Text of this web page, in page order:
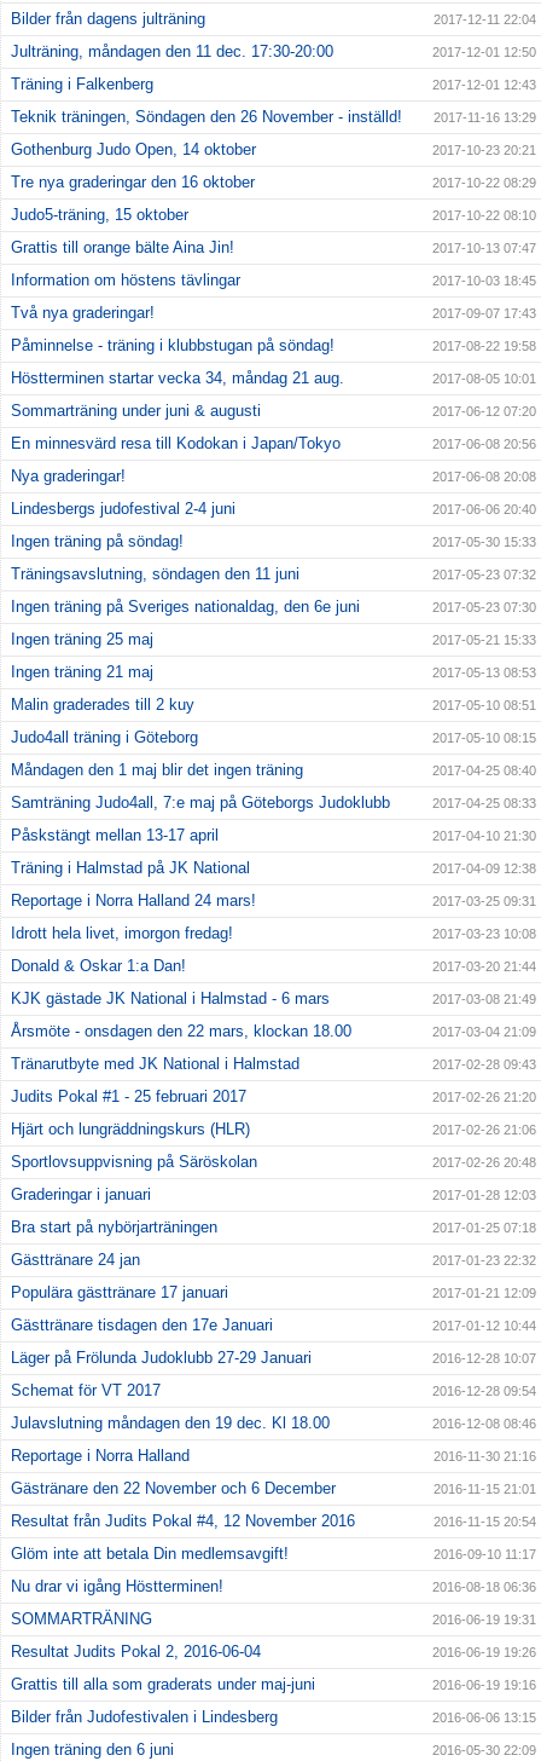
Bilder från dagens julträning 2017-12-11 22:04
Julträning, måndagen den 11 dec. 17:30-20:00 2017-12-01 12:50
Träning i Falkenberg 2017-12-01 12:43
Teknik träningen, Söndagen den 26 November - inställd! 2017-11-16 13:29
Gothenburg Judo Open, 14 oktober 2017-10-23 20:21
Tre nya graderingar den 16 oktober 2017-10-22 08:29
Judo5-träning, 15 oktober 2017-10-22 08:10
Grattis till orange bälte Aina Jin! 2017-10-13 07:47
Information om höstens tävlingar 2017-10-03 18:45
Två nya graderingar! 2017-09-07 17:43
Påminnelse - träning i klubbstugan på söndag! 2017-08-22 19:58
Höstterminen startar vecka 34, måndag 21 aug. 2017-08-05 10:01
Sommarträning under juni & augusti 2017-06-12 07:20
En minnesvärd resa till Kodokan i Japan/Tokyo 2017-06-08 20:56
Nya graderingar! 2017-06-08 20:08
Lindesbergs judofestival 2-4 juni 2017-06-06 20:40
Ingen träning på söndag! 2017-05-30 15:33
Träningsavslutning, söndagen den 11 juni 2017-05-23 07:32
Ingen träning på Sveriges nationaldag, den 6e juni 2017-05-23 07:30
Ingen träning 25 maj 2017-05-21 15:33
Ingen träning 21 maj 2017-05-13 08:53
Malin graderades till 2 kuy 2017-05-10 08:51
Judo4all träning i Göteborg 2017-05-10 08:15
Måndagen den 1 maj blir det ingen träning 2017-04-25 08:40
Samträning Judo4all, 7:e maj på Göteborgs Judoklubb 2017-04-25 08:33
Påskstängt mellan 13-17 april 2017-04-10 21:30
Träning i Halmstad på JK National 2017-04-09 12:38
Reportage i Norra Halland 24 mars! 2017-03-25 09:31
Idrott hela livet, imorgon fredag! 2017-03-23 10:08
Donald & Oskar 1:a Dan! 2017-03-20 21:44
KJK gästade JK National i Halmstad - 6 mars 2017-03-08 21:49
Årsmöte - onsdagen den 22 mars, klockan 18.00 2017-03-04 21:09
Tränarutbyte med JK National i Halmstad 2017-02-28 09:43
Judits Pokal #1 - 25 februari 2017 2017-02-26 21:20
Hjärt och lungräddningskurs (HLR) 2017-02-26 21:06
Sportlovsuppvisning på Säröskolan 2017-02-26 20:48
Graderingar i januari 2017-01-28 12:03
Bra start på nybörjarträningen 2017-01-25 07:18
Gästtränare 24 jan 2017-01-23 22:32
Populära gästtränare 17 januari 2017-01-21 12:09
Gästtränare tisdagen den 17e Januari 2017-01-12 10:44
Läger på Frölunda Judoklubb 27-29 Januari 2016-12-28 10:07
Schemat för VT 2017 2016-12-28 09:54
Julavslutning måndagen den 19 dec. Kl 18.00 2016-12-08 08:46
Reportage i Norra Halland 2016-11-30 21:16
Gästränare den 22 November och 6 December 2016-11-15 21:01
Resultat från Judits Pokal #4, 12 November 2016 2016-11-15 20:54
Glöm inte att betala Din medlemsavgift! 2016-09-10 11:17
Nu drar vi igång Höstterminen! 2016-08-18 06:36
SOMMARTRÄNING 2016-06-19 19:31
Resultat Judits Pokal 2, 2016-06-04 2016-06-19 19:26
Grattis till alla som graderats under maj-juni 2016-06-19 19:16
Bilder från Judofestivalen i Lindesberg 2016-06-06 13:15
Ingen träning den 6 juni 2016-05-30 22:09